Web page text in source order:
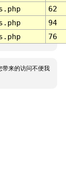
62
94
76
带来的访问不便我